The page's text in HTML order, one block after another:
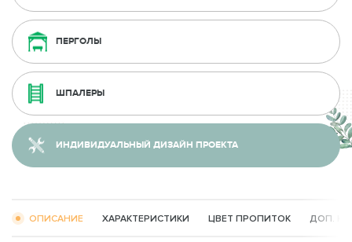
ПЕРГОЛЫ
ШПАЛЕРЫ
ИНДИВИДУАЛЬНЫЙ ДИЗАЙН ПРОЕКТА
ОПИСАНИЕ ХАРАКТЕРИСТИКИ ЦВЕТ ПРОПИТОК ДОП.